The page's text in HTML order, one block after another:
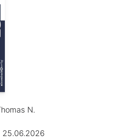
N.
25.06.2026